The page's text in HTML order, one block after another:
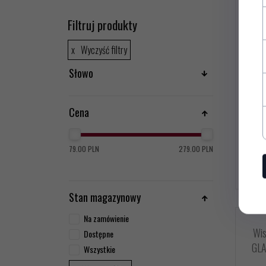
Filtruj produkty
Wyczyść filtry
Słowo
Cena
79.00 PLN 279.00 PLN
Stan magazynowy
Na zamówienie
Dostępne
Wszystkie